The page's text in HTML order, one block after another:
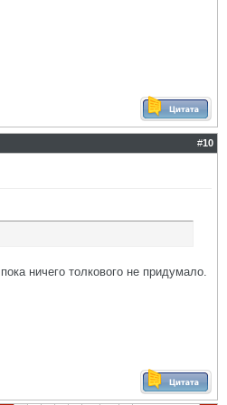
#10
ничего толкового не придумало.